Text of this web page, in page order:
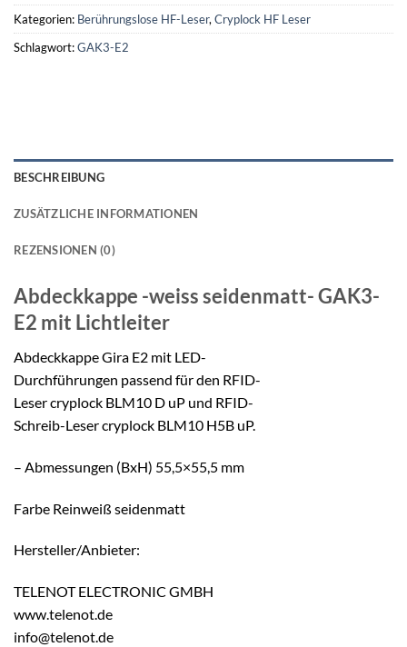
Kategorien: Berührungslose HF-Leser, Cryplock HF Leser
Schlagwort:GAK3-E2
BESCHREIBUNG
ZUSÄTZLICHE INFORMATIONEN
REZENSIONEN (0)
Abdeckkappe -weiss seidenmatt-GAK3-
E2 mit Lichtleiter
Abdeckkappe Gira E2 mit LED-
Durchführungen passend für den RFID-
Leser cryplock BLM10 D uP und RFID-
Schreib-Leser cryplock BLM10 H5B uP.
– Abmessungen (BxH) 55,5×55,5 mm
Farbe Reinweiß seidenmatt
Hersteller/Anbieter:
TELENOT ELECTRONIC GMBH
www.telenot.de
info@telenot.de